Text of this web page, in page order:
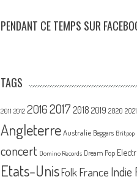
PENDANT CE TEMPS SUR
TAGS
2011 2012 20162017 2018 2019 2020 2021
Angleterre Australie Beggars Britpop
concert Domino Records Dream Pop
Etats-UnisFolk France Indie